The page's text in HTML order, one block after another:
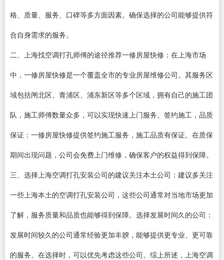
格、质量、服务、口碑等多方面因素。确保选择的公司能够提供符
合自身需求的服务。
二、上海找空调打孔师傅的途径推荐一修房屋快修：在上海市场
中，一修房屋快修是一个覆盖全市的专业房屋维修公司。其服务区
域包括闸北区、青浦区、浦东新区等多个区域，拥有自己的施工团
队，施工师傅数量众多，可以实现快速上门服务。签约施工，品质
保证：一修房屋快修提供签约施工服务，施工品质有保证。在质保
期间出现问题，公司会免费上门维修，确保客户的权益得到保障。
三、选择上海空调打孔安装公司的建议关注本土公司：建议多关注
一些上海本土的空调打孔安装公司，这些公司通常对当地市场更加
了解，服务质量和品质也能够得到保障。选择发展时间久的公司：
发展时间较久的公司通常经验更加丰腴，能够提供更专业、更可靠
的服务。在选择时，可以优先考虑这些公司。综上所述，上海空调